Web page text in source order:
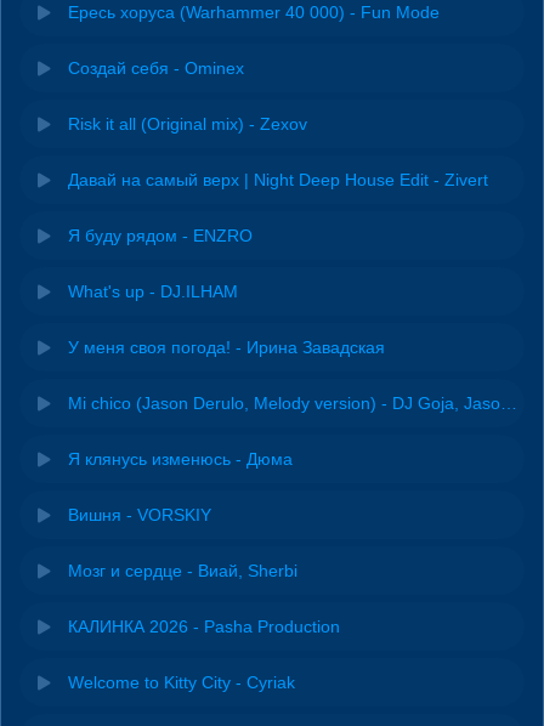
Ересь хоруса (Warhammer 40 000) - Fun Mode
Создай себя - Ominex
Risk it all (Original mix) - Zexov
Давай на самый верх | Night Deep House Edit - Zivert
Я буду рядом - ENZRO
What's up - DJ.ILHAM
У меня своя погода! - Ирина Завадская
Я клянусь изменюсь - Дюма
Вишня - VORSKIY
Мозг и сердце - Виай, Sherbi
КАЛИНКА 2026 - Pasha Production
Welcome to Kitty City - Cyriak